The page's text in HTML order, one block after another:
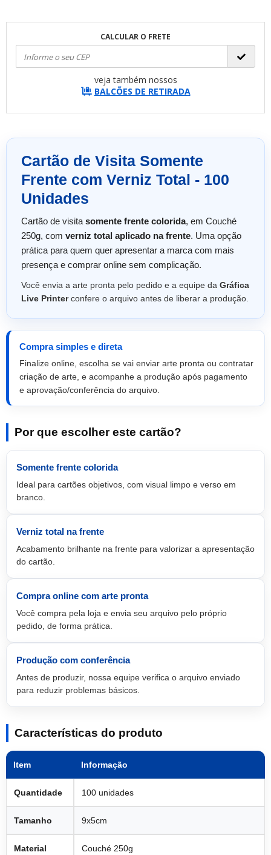
CALCULAR O FRETE
veja também nossos
BALCÕES DE RETIRADA
Cartão de Visita Somente
Frente com Verniz Total - 100
Unidades
Cartão de visita somente frente colorida, em Couché
250g, com verniz total aplicado na frente. Uma opção
prática para quem quer apresentar a marca com mais
presença e comprar online sem complicação.
Você envia a arte pronta pelo pedido e a equipe da Gráfica
Live Printerconfere o arquivo antes de liberar a produção.
Compra simples e direta
Finalize online, escolha se vai enviar arte pronta ou contratar
criação de arte, e acompanhe a produção após pagamento
e aprovação/conferência do arquivo.
Por que escolher este cartão?
Somente frente colorida
Ideal para cartões objetivos, com visual limpo e verso em
branco.
Verniz total na frente
Acabamento brilhante na frente para valorizar a apresentação
do cartão.
Compra online com arte pronta
Você compra pela loja e envia seu arquivo pelo próprio
pedido, de forma prática.
Produção com conferência
Antes de produzir, nossa equipe verifica o arquivo enviado
para reduzir problemas básicos.
Características do produto
Item Informação
Quantidade 100 unidades
Tamanho 9x5cm
Material Couché 250g